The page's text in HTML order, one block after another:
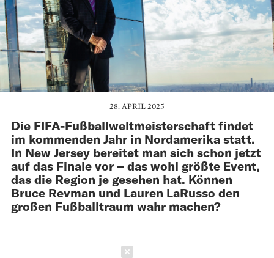
28. APRIL 2025
Die FIFA-Fußballweltmeisterschaft findet
im kommenden Jahr in Nordamerika statt.
In New Jersey bereitet man sich schon jetzt
auf das Finale vor – das wohl größte Event,
das die Region je gesehen hat. Können
Bruce Revman und Lauren LaRusso den
großen Fußballtraum wahr machen?